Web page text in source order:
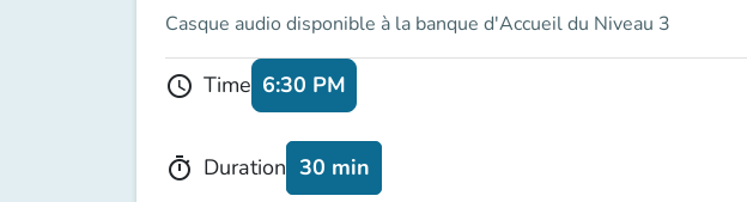
Casque audio disponible à la banque d'Accueil du Niveau 3
schedule Time 6:30 PM
timer Duration 30 min